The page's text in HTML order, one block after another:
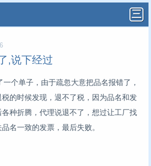
,说下经过
一个单子，由于疏忽大意把品名报错了，
的时候发现，退不了税，因为品名和发
种折腾，代理说退不了，想过让工厂找
名一致的发票，最后失败。